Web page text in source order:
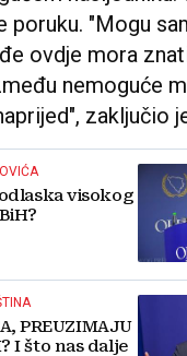
poruku. "Mogu
ovdje mora
nemoguće
zaključio
visokog
PREUZIMAJU
I što nas dalje